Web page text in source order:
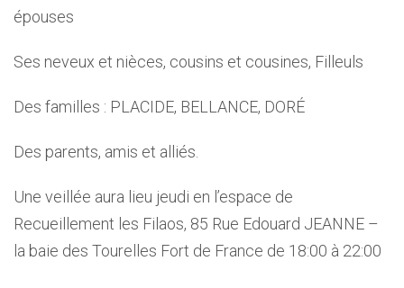
épouses
Ses neveux et nièces, cousins et cousines, Filleuls
Des familles : PLACIDE, BELLANCE, DORÉ
Des parents, amis et alliés.
Une veillée aura lieu jeudi en l’espace de
Recueillement les Filaos, 85 Rue Edouard JEANNE –
la baie des Tourelles Fort de France de 18:00 à 22:00